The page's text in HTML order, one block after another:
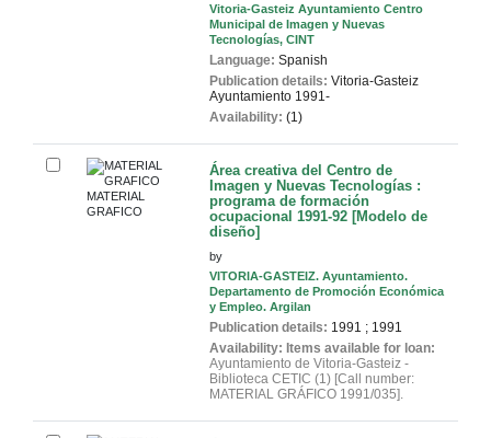
Vitoria-Gasteiz Ayuntamiento Centro
Municipal de Imagen y Nuevas
Tecnologías, CINT
Language: Spanish
Publication details: Vitoria-Gasteiz
Ayuntamiento 1991-
Availability: (1)
MATERIAL
GRAFICO
Área creativa del Centro de
Imagen y Nuevas Tecnologías :
programa de formación
ocupacional 1991-92 [Modelo de
diseño]
by
VITORIA-GASTEIZ. Ayuntamiento.
Departamento de Promoción Económica
y Empleo. Argilan
Publication details: 1991 ; 1991
Availability: Items available for loan:
Ayuntamiento de Vitoria-Gasteiz -
Biblioteca CETIC (1) Call number:
MATERIAL GRÁFICO 1991/035